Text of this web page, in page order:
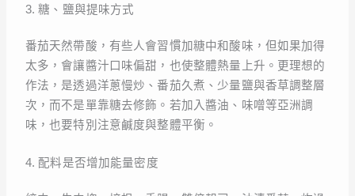
3. 糖、鹽與提味方式
番茄天然帶酸，有些人會習慣加糖中和酸味，但如果加得
太多，會讓醬汁口味偏甜，也使整體熱量上升。更理想的
作法，是透過洋蔥慢炒、番茄久煮、少量鹽與香草調整層
次，而不是單靠糖去修飾。若加入醬油、味噌等亞洲調
味，也要特別注意鹹度與整體平衡。
4. 配料是否增加能量密度